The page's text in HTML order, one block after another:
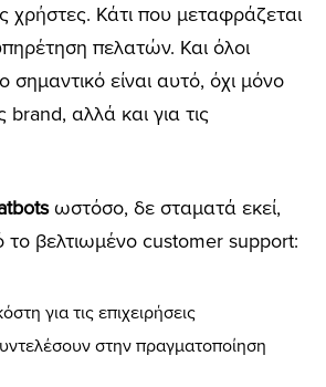
χρήστες. Κάτι που μεταφράζεται
πελατών. Και όλοι
είναι αυτό, όχι μόνο
αλλά και για τις
ωστόσο, δε σταματά εκεί,
βελτιωμένο customer support:
για τις επιχειρήσεις
στην πραγματοποίηση